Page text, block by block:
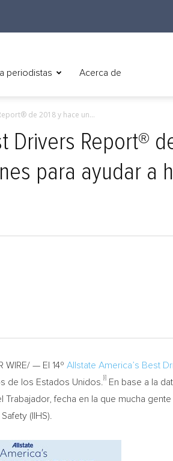
periodistas Acerca de
de 2018 y hace un...
Drivers Report®
para ayudar a
WIRE/ — El 14º Allstate America’s Best
de los Estados Unidos. [i]
En base a la
fecha en la que mucha
(IIHS).